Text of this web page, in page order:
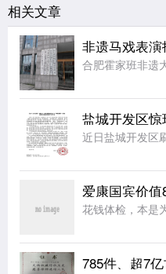
相关文章
非遗马戏表